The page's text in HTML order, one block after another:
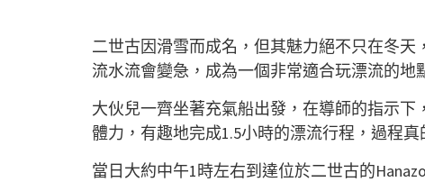
二世古因滑雪而成名，但其魅力絕不只在冬
流水流會變急，成為一個非常適合玩漂流的地
大伙兒一齊坐著充氣船出發，在導師的指示
體力，有趣地完成1.5小時的漂流行程，過程真
當日大約中午1時左右到達位於二世古的